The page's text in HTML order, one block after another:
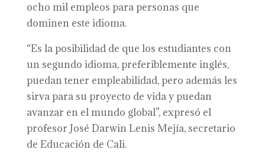
ocho mil empleos para personas que
dominen este idioma.
“Es la posibilidad de que los estudiantes con
un segundo idioma, preferiblemente inglés,
puedan tener empleabilidad, pero además les
sirva para su proyecto de vida y puedan
avanzar en el mundo global”, expresó el
profesor José Darwin Lenis Mejía, secretario
de Educación de Cali.